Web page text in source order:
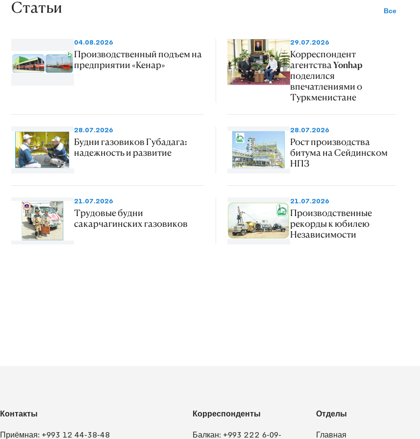
Статьи Все
04.08.2026
Производственный подъем на
предприятии «Кенар»
29.07.2026
Корреспондент
агентства Yonhap
поделился
впечатлениями о
Туркменистане
28.07.2026
Будни газовиков Губадага:
надежность и развитие
28.07.2026
Рост производства
битума на Сейдинском
НПЗ
21.07.2026
Трудовые будни
сакарчагинских газовиков
21.07.2026
Производственные
рекорды к юбилею
Независимости
Контакты
Приёмная: +993 12 44-38-48
Корреспонденты
Балкан: +993 222 6-09-
Отделы
Главная